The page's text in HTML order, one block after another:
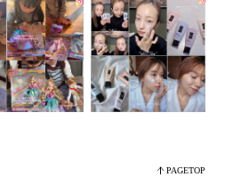
PAGETOP